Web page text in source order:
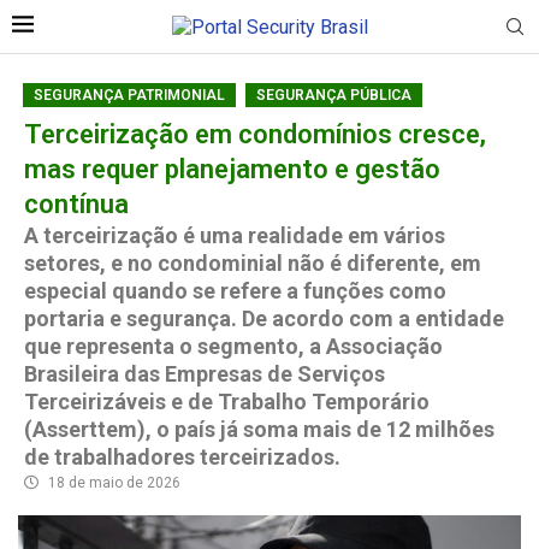
SEGURANÇA PATRIMONIAL SEGURANÇA PÚBLICA
Terceirização em condomínios cresce,
mas requer planejamento e gestão
contínua
A terceirização é uma realidade em vários
setores, e no condominial não é diferente, em
especial quando se refere a funções como
portaria e segurança. De acordo com a entidade
que representa o segmento, a Associação
Brasileira das Empresas de Serviços
Terceirizáveis e de Trabalho Temporário
(Asserttem), o país já soma mais de 12 milhões
de trabalhadores terceirizados.
18 de maio de 2026